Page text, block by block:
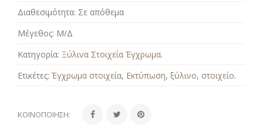
Διαθεσιμότητα: Σε απόθεμα
Μέγεθος: Μ/Δ
Κατηγορία: Ξύλινα Στοιχεία Έγχρωμα.
Ετικέτες: Έγχρωμα στοιχεία, Εκτύπωση, ξύλινο, στοιχείο.
ΚΟΙΝΟΠΟΊΗΣΗ: